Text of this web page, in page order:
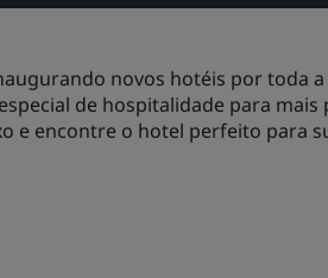
novos hotéis por toda a
de hospitalidade para mais
e encontre o hotel perfeito para